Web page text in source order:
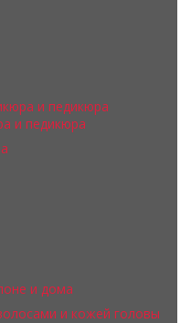
и педикюра
и педикюра
и дома
и кожей головы